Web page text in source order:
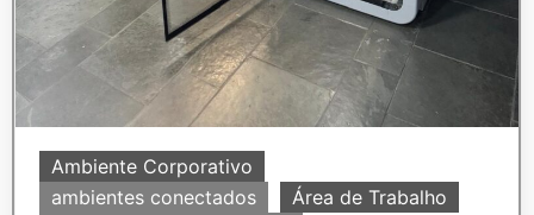
Ambiente Corporativo
ambientes conectados
Área de Trabalho